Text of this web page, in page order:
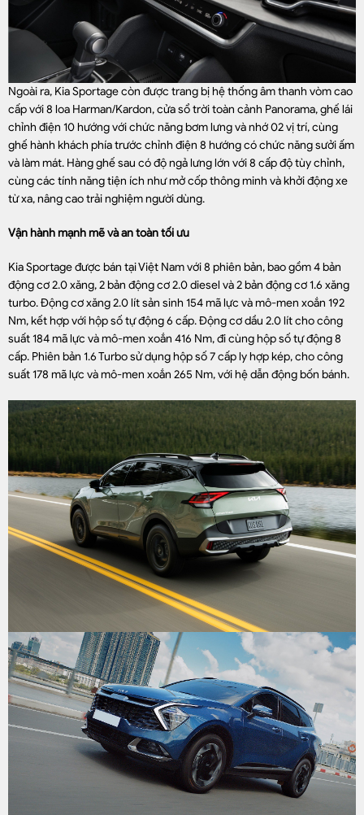
Ngoài ra, Kia Sportage còn được trang bị hệ thống âm thanh vòm cao
cấp với 8 loa Harman/Kardon, cửa sổ trời toàn cảnh Panorama, ghế lái
chỉnh điện 10 hướng với chức năng bơm lưng và nhớ 02 vị trí, cùng
ghế hành khách phía trước chỉnh điện 8 hướng có chức năng sưởi ấm
và làm mát. Hàng ghế sau có độ ngả lưng lớn với 8 cấp độ tùy chỉnh,
cùng các tính năng tiện ích như mở cốp thông minh và khởi động xe
từ xa, nâng cao trải nghiệm người dùng.
Vận hành mạnh mẽ và an toàn tối ưu
Kia Sportage được bán tại Việt Nam với 8 phiên bản, bao gồm 4 bản
động cơ 2.0 xăng, 2 bản động cơ 2.0 diesel và 2 bản động cơ 1.6 xăng
turbo. Động cơ xăng 2.0 lít sản sinh 154 mã lực và mô-men xoắn 192
Nm, kết hợp với hộp số tự động 6 cấp. Động cơ dầu 2.0 lít cho công
suất 184 mã lực và mô-men xoắn 416 Nm, đi cùng hộp số tự động 8
cấp. Phiên bản 1.6 Turbo sử dụng hộp số 7 cấp ly hợp kép, cho công
suất 178 mã lực và mô-men xoắn 265 Nm, với hệ dẫn động bốn bánh.